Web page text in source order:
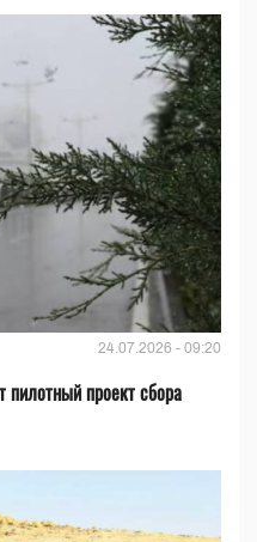
24.07.2026 - 09:20
пилотный проект сбора